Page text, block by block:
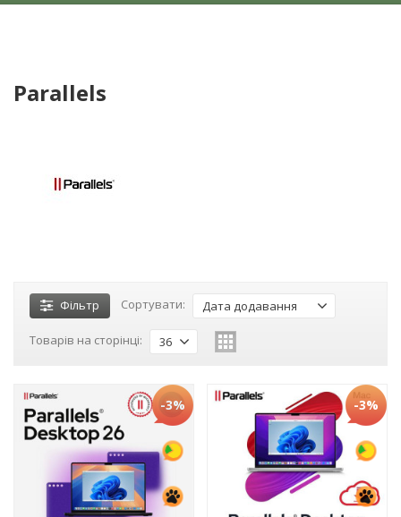
Parallels
Фільтр Сортувати: Дата додавання
Товарів на сторінці: 36
-3% -3%